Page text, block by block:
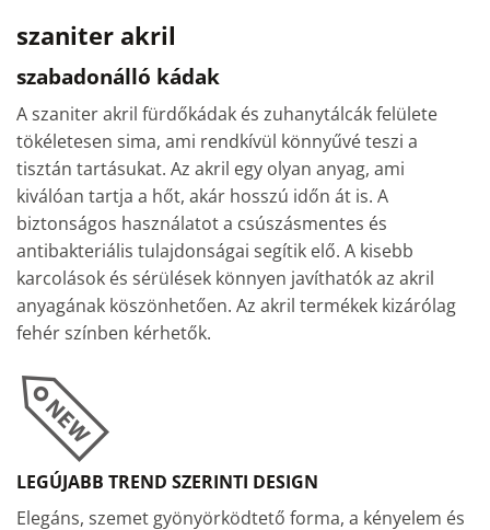
szaniter akril
szabadonálló kádak
A szaniter akril fürdőkádak és zuhanytálcák felülete
tökéletesen sima, ami rendkívül könnyűvé teszi a
tisztán tartásukat. Az akril egy olyan anyag, ami
kiválóan tartja a hőt, akár hosszú időn át is. A
biztonságos használatot a csúszásmentes és
antibakteriális tulajdonságai segítik elő. A kisebb
karcolások és sérülések könnyen javíthatók az akril
anyagának köszönhetően. Az akril termékek kizárólag
fehér színben kérhetők.
LEGÚJABB TREND SZERINTI DESIGN
Elegáns, szemet gyönyörködtető forma, a kényelem és